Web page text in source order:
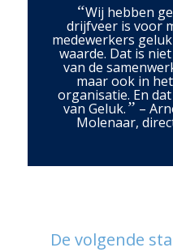
“Wij hebben
drijfveer is voor
medewerkers
waarde. Dat is
van de
maar ook in
organisatie. En
van Geluk.” –
Molenaar,
De volgende